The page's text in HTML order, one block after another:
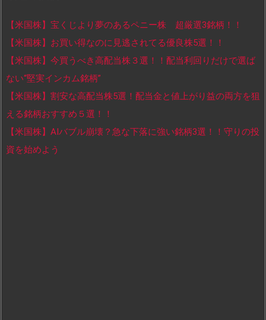
【米国株】宝くじより夢のあるペニー株 超厳選3銘柄！！
【米国株】お買い得なのに見逃されてる優良株5選！！
【米国株】今買うべき高配当株３選！！配当利回りだけで選ば
ない“堅実インカム銘柄”
【米国株】割安な高配当株5選！配当金と値上がり益の両方を狙
える銘柄おすすめ５選！！
【米国株】AIバブル崩壊？急な下落に強い銘柄3選！！守りの投
資を始めよう